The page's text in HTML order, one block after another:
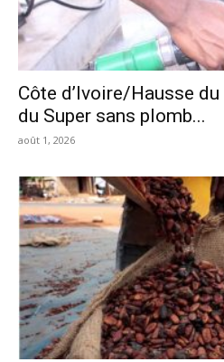
Côte d’Ivoire/Hausse
du Super sans plomb...
août 1, 2026